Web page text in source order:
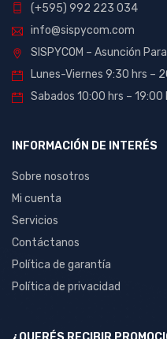
(+595) 992 223 034
info@sispycom.com
SISPYCOM – Asunción
Lunes-Viernes 9:30 hrs –
Sabados 10:00 hrs – 19:00
INFORMACIÓN DE INTERÉS
Sobre nosotros
Mi cuenta
Servicios
Contáctanos
Política de garantía
Política de privacidad